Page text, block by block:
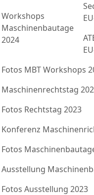
Workshops
Maschinenbautage
2024
Fotos MBT Workshops
Maschinenrechtstag
Fotos Rechtstag 2023
Konferenz
Fotos
Ausstellung
Fotos Ausstellung 2023